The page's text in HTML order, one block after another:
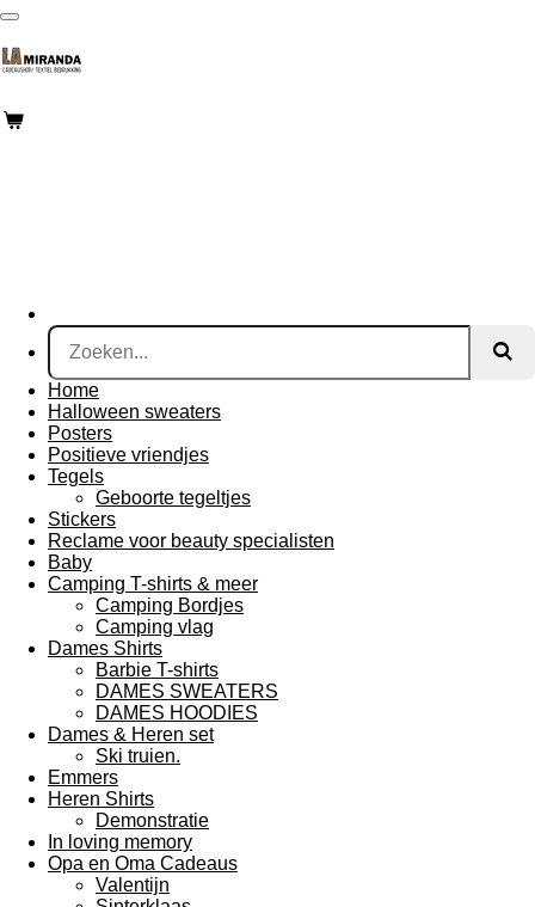
Ga
direct
naar
Home
Halloween sweaters
Posters
Positieve vriendjes
Tegels
Geboorte tegeltjes
Stickers
Reclame voor beauty specialisten
Baby
Camping T-shirts & meer
Camping Bordjes
Camping vlag
Dames Shirts
Barbie T-shirts
DAMES SWEATERS
DAMES HOODIES
Dames & Heren set
Ski truien.
Emmers
Heren Shirts
Demonstratie
In loving memory
Opa en Oma Cadeaus
Valentijn